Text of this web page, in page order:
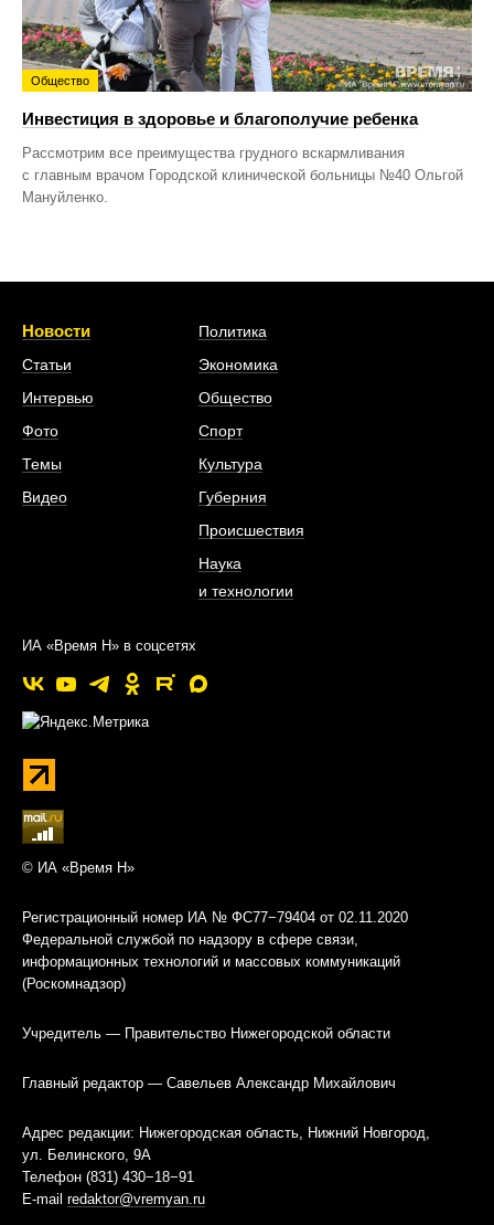
Общество
Инвестиция в здоровье и благополучие ребенка
Рассмотрим все преимущества грудного вскармливания
с главным врачом Городской клинической больницы №40 Ольгой
Мануйленко.
Новости
Статьи
Интервью
Фото
Темы
Видео
Политика
Экономика
Общество
Спорт
Культура
Губерния
Происшествия
Наука
и технологии
ИА «Время Н» в соцсетях
© ИА «Время Н»
Регистрационный номер ИА № ФС77−79404 от 02.11.2020
Федеральной службой по надзору в сфере связи,
информационных технологий и массовых коммуникаций
(Роскомнадзор)
Учредитель — Правительство Нижегородской области
Главный редактор — Савельев Александр Михайлович
Адрес редакции: Нижегородская область, Нижний Новгород,
ул. Белинского, 9А
Телефон (831) 430−18−91
E-mail redaktor@vremyan.ru